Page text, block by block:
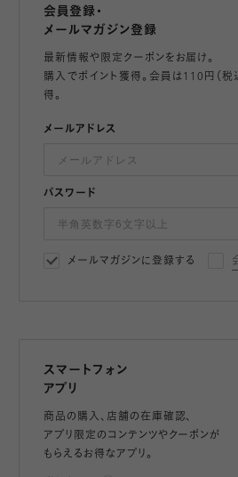
会員登録・
メールマガジン登録
最新情報や限定クーポンをお届け。
購入でポイント獲得。会員は110円（税
得。
メールアドレス
パスワード
メールマガジンに登録する
スマートフォン
アプリ
商品の購入、店舗の在庫確認、
アプリ限定のコンテンツやクーポンが
もらえるお得なアプリ。